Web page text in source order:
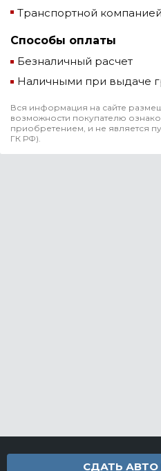
Транспортной
Способы оплаты
Безналичный расчет
Наличными при выдаче
Вся информация на сайте
возможности покупателю
приобретением, и не является
ГК РФ).
СДАТЬ АВТО